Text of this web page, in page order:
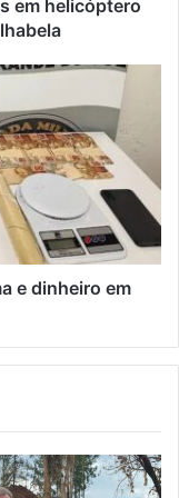
em helicóptero
e dinheiro em